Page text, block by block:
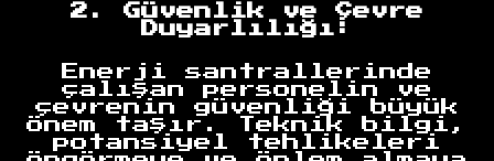
2. Güvenlik ve Çevre
Duyarlılığı:
Enerji santrallerinde
çalışan personelin ve
çevrenin güvenliği büyük
önem taşır. Teknik bilgi,
potansiyel tehlikeleri